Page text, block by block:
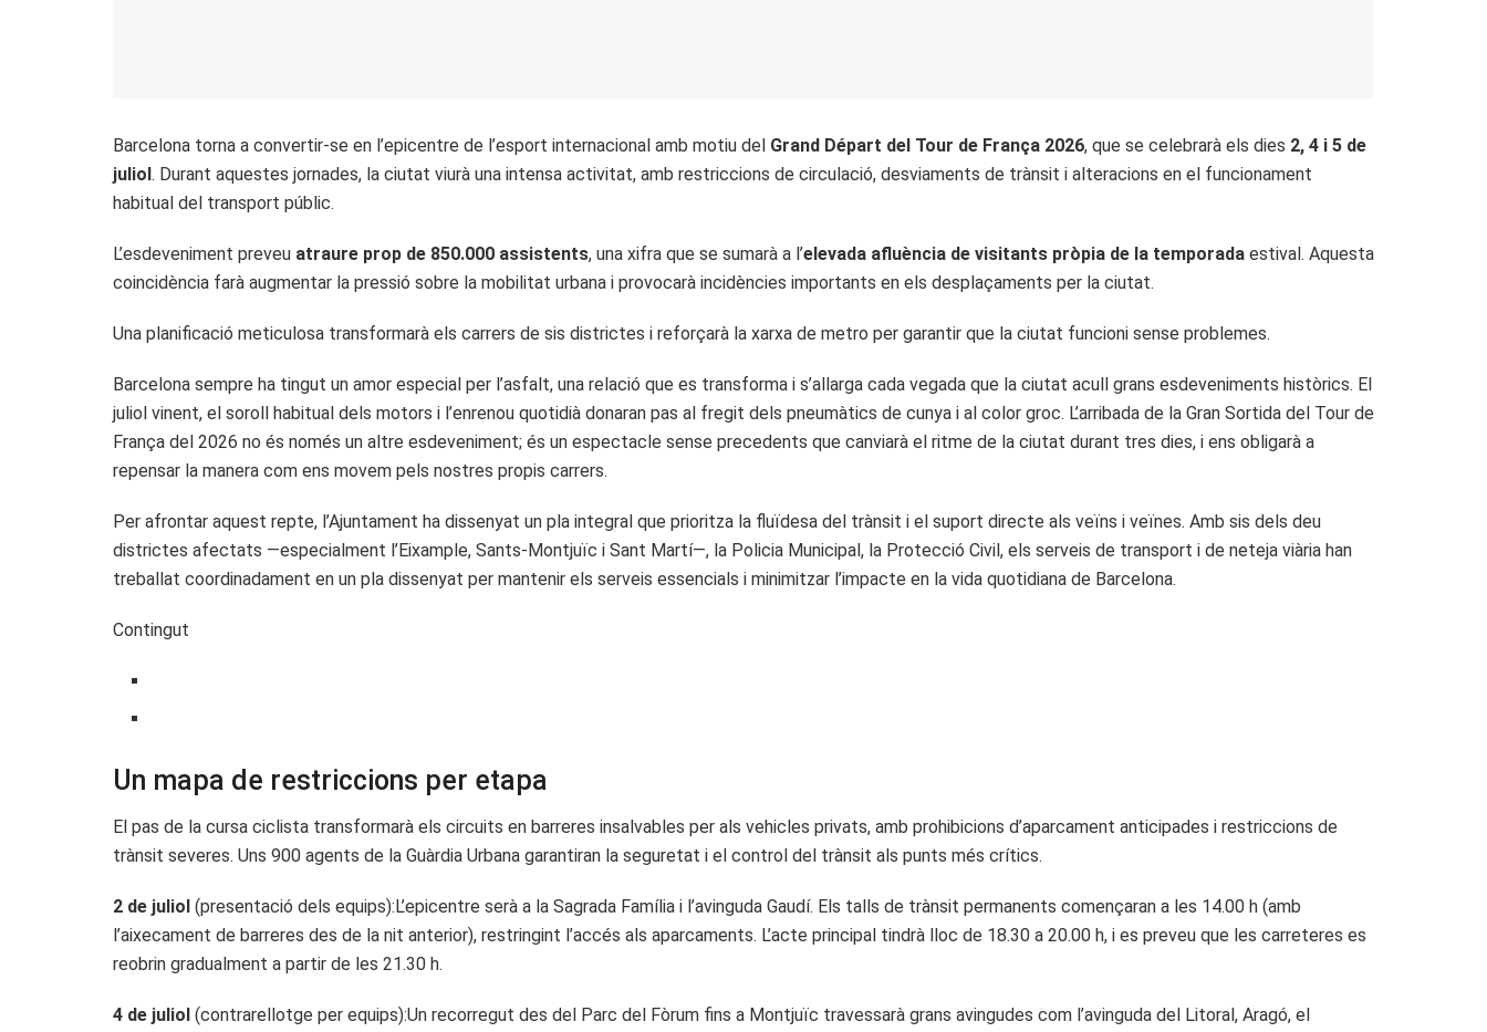
Barcelona torna a convertir-se en l’epicentre de l’esport internacional amb motiu del Grand Départ del Tour de França 2026, que se celebrarà els dies 2, 4 i 5 de
juliol. Durant aquestes jornades, la ciutat viurà una intensa activitat, amb restriccions de circulació, desviaments de trànsit i alteracions en el funcionament
habitual del transport públic.
L’esdeveniment preveu atraure prop de 850.000 assistents, una xifra que se sumarà a l’elevada afluència de visitants pròpia de la temporada estival. Aquesta
coincidència farà augmentar la pressió sobre la mobilitat urbana i provocarà incidències importants en els desplaçaments per la ciutat.
Una planificació meticulosa transformarà els carrers de sis districtes i reforçarà la xarxa de metro per garantir que la ciutat funcioni sense problemes.
Barcelona sempre ha tingut un amor especial per l’asfalt, una relació que es transforma i s’allarga cada vegada que la ciutat acull grans esdeveniments històrics. El
juliol vinent, el soroll habitual dels motors i l’enrenou quotidià donaran pas al fregit dels pneumàtics de cunya i al color groc. L’arribada de la Gran Sortida del Tour de
França del 2026 no és només un altre esdeveniment; és un espectacle sense precedents que canviarà el ritme de la ciutat durant tres dies, i ens obligarà a
repensar la manera com ens movem pels nostres propis carrers.
Per afrontar aquest repte, l’Ajuntament ha dissenyat un pla integral que prioritza la fluïdesa del trànsit i el suport directe als veïns i veïnes. Amb sis dels deu
districtes afectats —especialment l’Eixample, Sants-Montjuïc i Sant Martí—, la Policia Municipal, la Protecció Civil, els serveis de transport i de neteja viària han
treballat coordinadament en un pla dissenyat per mantenir els serveis essencials i minimitzar l’impacte en la vida quotidiana de Barcelona.
Contingut
Un mapa de restriccions per etapa
El pas de la cursa ciclista transformarà els circuits en barreres insalvables per als vehicles privats, amb prohibicions d’aparcament anticipades i restriccions de
trànsit severes. Uns 900 agents de la Guàrdia Urbana garantiran la seguretat i el control del trànsit als punts més crítics.
2 de juliol (presentació dels equips):L’epicentre serà a la Sagrada Família i l’avinguda Gaudí. Els talls de trànsit permanents començaran a les 14.00 h (amb
l’aixecament de barreres des de la nit anterior), restringint l’accés als aparcaments. L’acte principal tindrà lloc de 18.30 a 20.00 h, i es preveu que les carreteres es
reobrin gradualment a partir de les 21.30 h.
4 de juliol (contrarellotge per equips):Un recorregut des del Parc del Fòrum fins a Montjuïc travessarà grans avingudes com l’avinguda del Litoral, Aragó, el